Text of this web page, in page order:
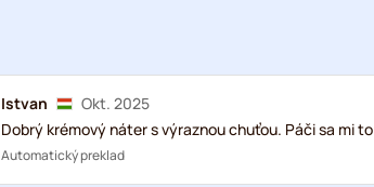
Istvan
Okt. 2025
Dobrý krémový náter s výraznou chuťou. Páči sa mi to
Automatický preklad